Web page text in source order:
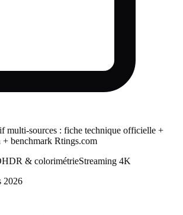
multi-sources : fiche technique officielle +
benchmark Rtings.com
HDR & colorimétrieStreaming 4K
2026